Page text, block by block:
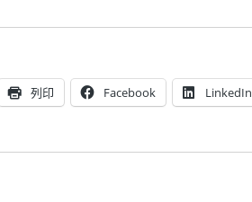
列印 Facebook LinkedIn